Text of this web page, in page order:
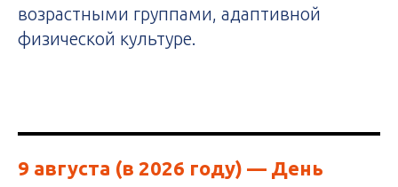
возрастными группами, адаптивной
физической культуре.
9 августа (в 2026 году) — День